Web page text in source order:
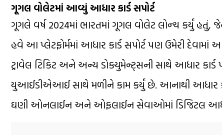
ગૂગલ વોલેટમાં આવ્યું આધાર કાર્ડ સપોર્ટ
ગૂગલે વર્ષ 2024માં ભારતમાં ગૂગલ વોલેટ લોન્ચ કર્યું
હવે આ પ્લેટફોર્મમાં આધાર કાર્ડ સપોર્ટ પણ ઉમેરી
ટ્રાવેલ ટિકિટ અને અન્ય ડોક્યુમેન્ટ્સની સાથે આધાર
યુઆઈડીએઆઈ સાથે મળીને કામ કર્યું છે. આનાથી આધાર
ઘણી ઓનલાઈન અને ઓફલાઈન સેવાઓમાં ડિજિટલ